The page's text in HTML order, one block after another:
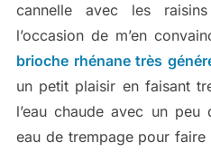
cannelle avec les
l’occasion de m’en
brioche rhénane très
un petit plaisir en faisant
l’eau chaude avec un peu
eau de trempage pour